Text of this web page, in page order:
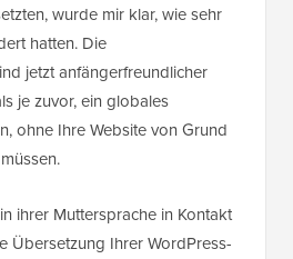
wurde mir klar, wie sehr
hatten. Die
jetzt anfängerfreundlicher
je zuvor, ein globales
ohne Ihre Website von Grund
ihrer Muttersprache in Kontakt
Übersetzung Ihrer WordPress-